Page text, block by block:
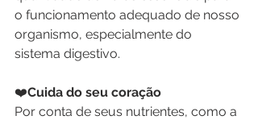
o funcionamento adequado de nosso
organismo, especialmente do
sistema digestivo.
❤️Cuida do seu coração
Por conta de seus nutrientes, como a